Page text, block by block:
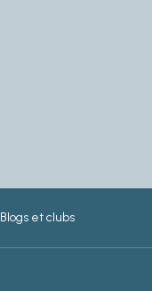
Blogs et clubs